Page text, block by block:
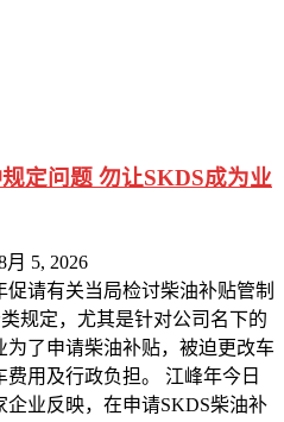
定问题 勿让SKDS成为业
月 5, 2026
请有关当局检讨柴油补贴管制
规定，尤其是针对公司名下的
了申请柴油补贴，被迫更改车
用及行政负担。 江峰年今日
业反映，在申请SKDS柴油补